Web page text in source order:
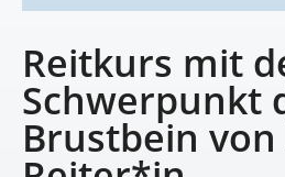
Reitkurs mit
Schwerpunkt
Brustbein